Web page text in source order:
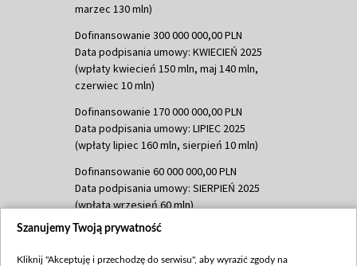
marzec 130 mln)
Dofinansowanie 300 000 000,00 PLN
Data podpisania umowy: KWIECIEŃ 2025
(wpłaty kwiecień 150 mln, maj 140 mln,
czerwiec 10 mln)
Dofinansowanie 170 000 000,00 PLN
Data podpisania umowy: LIPIEC 2025
(wpłaty lipiec 160 mln, sierpień 10 mln)
Dofinansowanie 60 000 000,00 PLN
Data podpisania umowy: SIERPIEŃ 2025
(wpłata wrzesień 60 mln)
Dofinansowanie 635 783 051,21 PLN
Szanujemy Twoją prywatność
Kliknij "Akceptuję i przechodzę do serwisu", aby wyrazić zgody na